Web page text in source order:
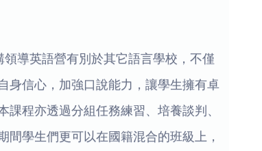
導英語營有別於其它語言學校，不僅
身信心，加強口說能力，讓學生擁有卓
程亦透過分組任務練習、培養談判、
學生們更可以在國籍混合的班級上，